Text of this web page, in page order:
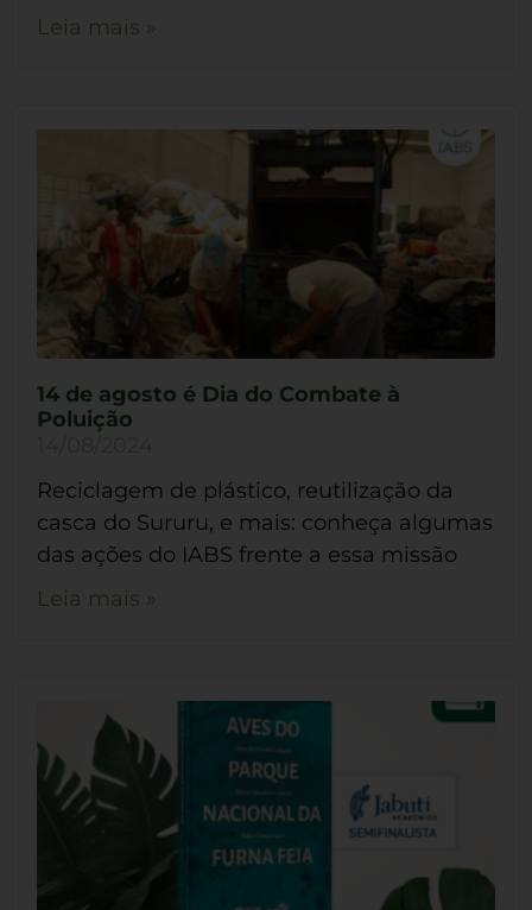
Leia mais »
14 de agosto é Dia do Combate à
Poluição
Reciclagem de plástico, reutilização da
casca do Sururu, e mais: conheça algumas
das ações do IABS frente a essa missão
Leia mais »